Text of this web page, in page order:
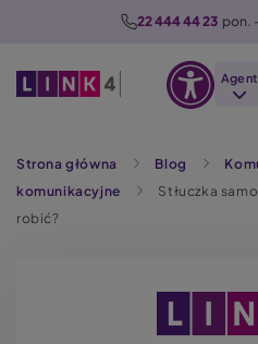
22 444 44 23 pon.
Agent
Strona główna Blog
komunikacyjne
Stłuczka
robić?